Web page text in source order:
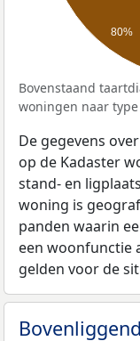
80%
Bovenstaand
woningen naar
De gegevens
op de Kadaster
stand- en
woning is
panden waarin
een woonfunctie
gelden voor de